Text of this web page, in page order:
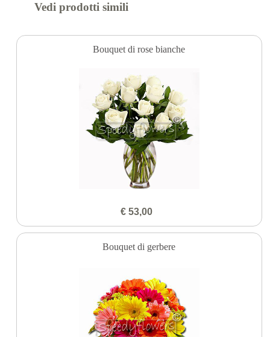
Vedi prodotti simili
Bouquet di rose bianche
€ 53,00
Bouquet di gerbere